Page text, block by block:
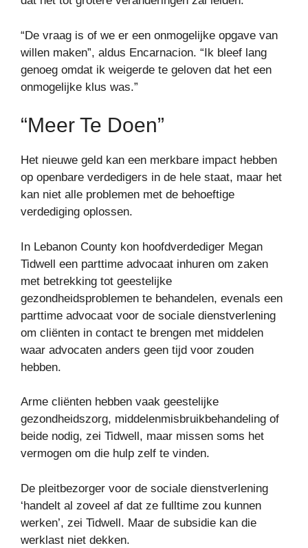
“De vraag is of we er een onmogelijke opgave van
willen maken”, aldus Encarnacion. “Ik bleef lang
genoeg omdat ik weigerde te geloven dat het een
onmogelijke klus was.”
“Meer Te Doen”
Het nieuwe geld kan een merkbare impact hebben
op openbare verdedigers in de hele staat, maar het
kan niet alle problemen met de behoeftige
verdediging oplossen.
In Lebanon County kon hoofdverdediger Megan
Tidwell een parttime advocaat inhuren om zaken
met betrekking tot geestelijke
gezondheidsproblemen te behandelen, evenals een
parttime advocaat voor de sociale dienstverlening
om cliënten in contact te brengen met middelen
waar advocaten anders geen tijd voor zouden
hebben.
Arme cliënten hebben vaak geestelijke
gezondheidszorg, middelenmisbruikbehandeling of
beide nodig, zei Tidwell, maar missen soms het
vermogen om die hulp zelf te vinden.
De pleitbezorger voor de sociale dienstverlening
‘handelt al zoveel af dat ze fulltime zou kunnen
werken’, zei Tidwell. Maar de subsidie ​​kan die
werklast niet dekken.